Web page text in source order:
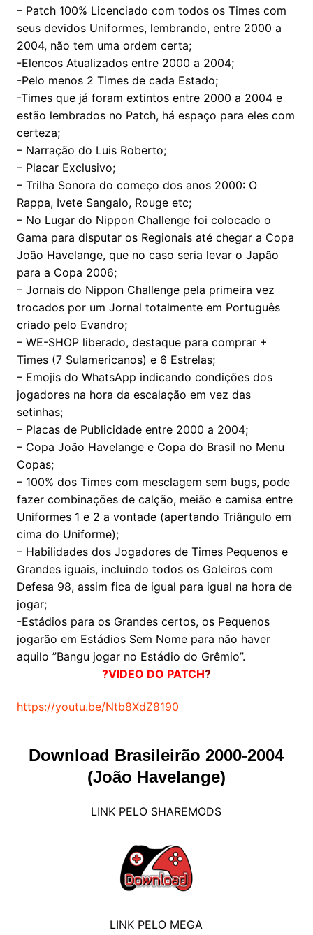
– Patch 100% Licenciado com todos os Times com
seus devidos Uniformes, lembrando, entre 2000 a
2004, não tem uma ordem certa;
-Elencos Atualizados entre 2000 a 2004;
-Pelo menos 2 Times de cada Estado;
-Times que já foram extintos entre 2000 a 2004 e
estão lembrados no Patch, há espaço para eles com
certeza;
– Narração do Luis Roberto;
– Placar Exclusivo;
– Trilha Sonora do começo dos anos 2000: O
Rappa, Ivete Sangalo, Rouge etc;
– No Lugar do Nippon Challenge foi colocado o
Gama para disputar os Regionais até chegar a Copa
João Havelange, que no caso seria levar o Japão
para a Copa 2006;
– Jornais do Nippon Challenge pela primeira vez
trocados por um Jornal totalmente em Português
criado pelo Evandro;
– WE-SHOP liberado, destaque para comprar +
Times (7 Sulamericanos) e 6 Estrelas;
– Emojis do WhatsApp indicando condições dos
jogadores na hora da escalação em vez das
setinhas;
– Placas de Publicidade entre 2000 a 2004;
– Copa João Havelange e Copa do Brasil no Menu
Copas;
– 100% dos Times com mesclagem sem bugs, pode
fazer combinações de calção, meião e camisa entre
Uniformes 1 e 2 a vontade (apertando Triângulo em
cima do Uniforme);
– Habilidades dos Jogadores de Times Pequenos e
Grandes iguais, incluindo todos os Goleiros com
Defesa 98, assim fica de igual para igual na hora de
jogar;
-Estádios para os Grandes certos, os Pequenos
jogarão em Estádios Sem Nome para não haver
aquilo ”Bangu jogar no Estádio do Grêmio”.
?VIDEO DO PATCH?
https://youtu.be/Ntb8XdZ8190
Download Brasileirão 2000-2004
(João Havelange)
LINK PELO SHAREMODS
LINK PELO MEGA